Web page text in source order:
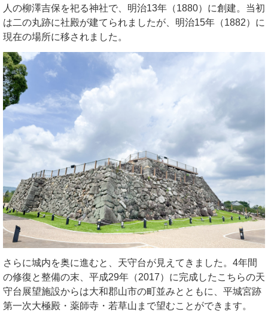
人の柳澤吉保を祀る神社で、明治13年（1880）に創建。当初
は二の丸跡に社殿が建てられましたが、明治15年（1882）に
現在の場所に移されました。
さらに城内を奥に進むと、天守台が見えてきました。4年間
の修復と整備の末、平成29年（2017）に完成したこちらの天
守台展望施設からは大和郡山市の町並みとともに、平城宮跡
第一次大極殿・薬師寺・若草山まで望むことができます。